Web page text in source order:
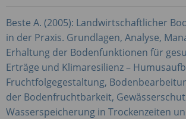
Beste A. (2005): Landwirtschaftlicher
in der Praxis. Grundlagen, Analyse,
Erhaltung der Bodenfunktionen für
Erträge und Klimaresilienz –
Fruchtfolgegestaltung,
der Bodenfruchtbarkeit,
Wasserspeicherung in Trockenzeiten